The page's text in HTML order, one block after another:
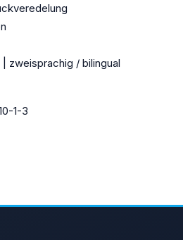
zweisprachig / bilingual
1-3